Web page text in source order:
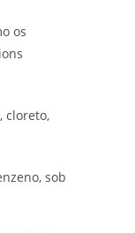
os
cloreto,
sob